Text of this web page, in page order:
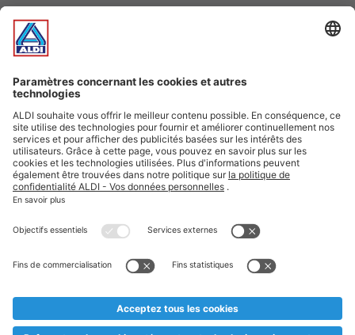
Offres
Infos essentielles
Suivez ALDI Belgique
Textes marqués d'un astérisque et mentions légales
* Nous vendons ces articles temporairement et jusqu'à
au cas où, malgré le planning bien étudié, nous serions
prématurément en rupture de stock. Prix Recupel et TVA incl.
** Sur ce site, l’utilisation de la forme masculine a été adoptée